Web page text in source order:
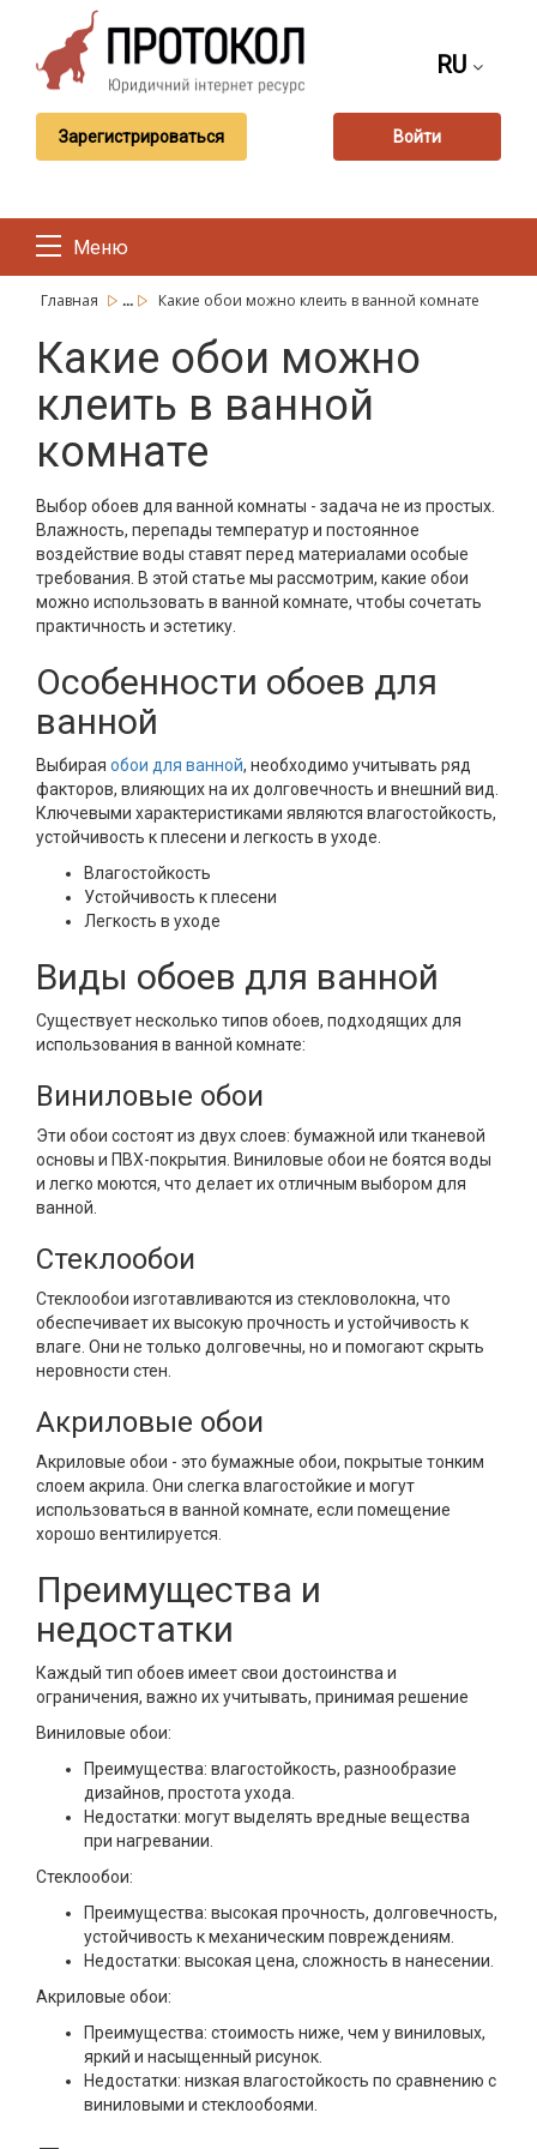
RU
Зарегистрироваться Войти
Меню
Главная ... Какие обои можно клеить в ванной комнате
Какие обои можно
клеить в ванной
комнате
Выбор обоев для ванной комнаты - задача не из простых.
Влажность, перепады температур и постоянное
воздействие воды ставят перед материалами особые
требования. В этой статье мы рассмотрим, какие обои
можно использовать в ванной комнате, чтобы сочетать
практичность и эстетику.
Особенности обоев для
ванной
Выбирая обои для ванной, необходимо учитывать ряд
факторов, влияющих на их долговечность и внешний вид.
Ключевыми характеристиками являются влагостойкость,
устойчивость к плесени и легкость в уходе.
Влагостойкость
Устойчивость к плесени
Легкость в уходе
Виды обоев для ванной
Существует несколько типов обоев, подходящих для
использования в ванной комнате:
Виниловые обои
Эти обои состоят из двух слоев: бумажной или тканевой
основы и ПВХ-покрытия. Виниловые обои не боятся воды
и легко моются, что делает их отличным выбором для
ванной.
Стеклообои
Стеклообои изготавливаются из стекловолокна, что
обеспечивает их высокую прочность и устойчивость к
влаге. Они не только долговечны, но и помогают скрыть
неровности стен.
Акриловые обои
Акриловые обои - это бумажные обои, покрытые тонким
слоем акрила. Они слегка влагостойкие и могут
использоваться в ванной комнате, если помещение
хорошо вентилируется.
Преимущества и
недостатки
Каждый тип обоев имеет свои достоинства и
ограничения, важно их учитывать, принимая решение
Виниловые обои:
Преимущества: влагостойкость, разнообразие
дизайнов, простота ухода.
Недостатки: могут выделять вредные вещества
при нагревании.
Стеклообои:
Преимущества: высокая прочность, долговечность,
устойчивость к механическим повреждениям.
Недостатки: высокая цена, сложность в нанесении.
Акриловые обои:
Преимущества: стоимость ниже, чем у виниловых,
яркий и насыщенный рисунок.
Недостатки: низкая влагостойкость по сравнению с
виниловыми и стеклообоями.